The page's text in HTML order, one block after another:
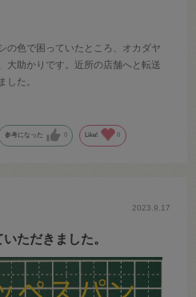
の色で困っていたところ、オカダヤ
大助かりです。近所の店舗へと転送
した。
参考になった 0 Like! 0
2023.9.17
ただきました。